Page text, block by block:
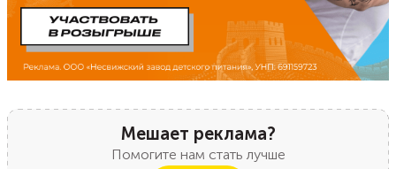
Мешает реклама?
Помогите нам стать лучше